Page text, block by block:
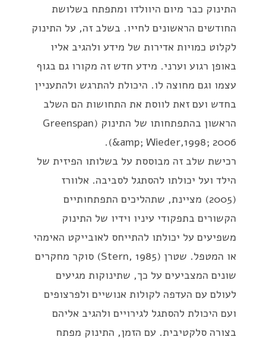
התינוק כבר מיום היוולדו ומתפתח בשלושת
החודשים הראשונים לחייו. בשלב זה, על התינוק
לקלוט כמויות אדירות של מידע ולהגיב אליו
באופן רגוע וערני. מידע חדש זה מקורו גם בגוף
עצמו וגם מחוצה לו. היכולת להתרגש ולהתעניין
בחדש ועם זאת לווסת את התחושות הם השלב
הראשון בהתפתחותו של התינוק (Greenspan
&amp; Wieder,1998; 2006).
רכישת שלב זה מבוססת על בשלותו הפיזית של
הילד ועל יכולתו להסתגל לסביבה. אלוורז
(2005) מציינת, שתהליכים התפתחותיים
הקשורים בתפקודי עיניו וידיו של התינוק
משפיעים על יכולתו להתייחס לאובייקט האימהי
או המטפל. שטרן (Stern, 1985) סוקר מחקרים
שונים המצביעים על כך, שתינוקות מגיעים
לעולם עם העדפה לקולות אנושיים ולפרצופים
ועם היכולת להסתגל לגירויים ולהגיב אליהם
בצורה סלקטיבית. עם הזמן, התינוק מפתח